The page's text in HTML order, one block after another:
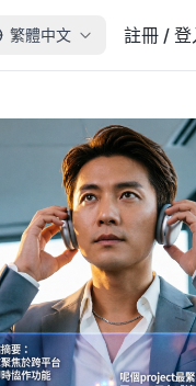
繁體中文 註冊 / 登